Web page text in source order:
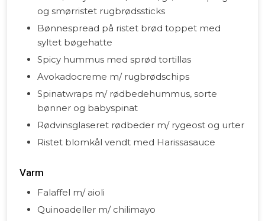
og smørristet rugbrødssticks
Bønnespread på ristet brød toppet med
syltet bøgehatte
Spicy hummus med sprød tortillas
Avokadocreme m/ rugbrødschips
Spinatwraps m/ rødbedehummus, sorte
bønner og babyspinat
Rødvinsglaseret rødbeder m/ rygeost og urter
Ristet blomkål vendt med Harissasauce
Varm
Falaffel m/ aioli
Quinoadeller m/ chilimayo